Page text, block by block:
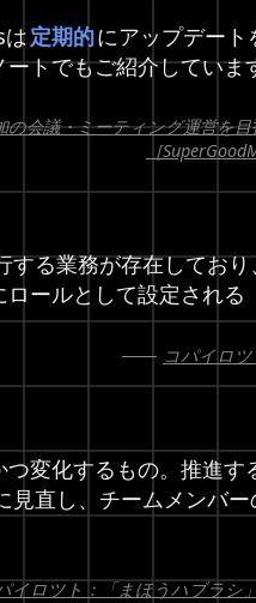
定期的にアップデー
トでもご紹介してい
の会議・ミーティング運営を
［
する業務が存在してお
ールとして設定される
コパイロ
変化するもの。推進
見直し、チームメンバ
イロツト：「まほうハブラシ